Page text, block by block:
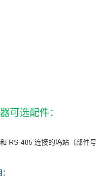
可选配件：
RS-485 连接的坞站（部件号